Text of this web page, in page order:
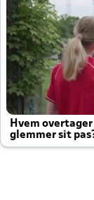
Hvem
glemmer sit
altid til efter